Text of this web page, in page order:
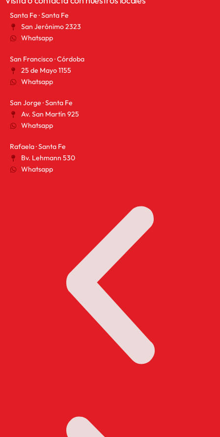
Santa Fe · Santa Fe
San Jerónimo 2323
Whatsapp
San Francisco · Córdoba
25 de Mayo 1155
Whatsapp
San Jorge · Santa Fe
Av. San Martín 925
Whatsapp
Rafaela · Santa Fe
Bv. Lehmann 530
Whatsapp